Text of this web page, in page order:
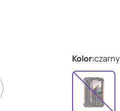
Kolor:czarny